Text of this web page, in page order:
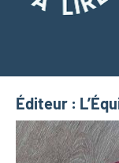
Éditeur :